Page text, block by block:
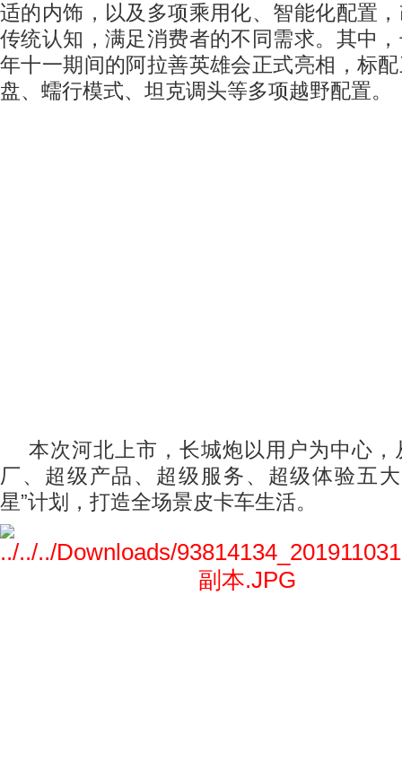
适的内饰，以及多项乘用化、智能化配置
传统认知，满足消费者的不同需求。其中
年十一期间的阿拉善英雄会正式亮相，标
盘、蠕行模式、坦克调头等多项越野配置。
本次河北上市，长城炮以用户为中心
厂、超级产品、超级服务、超级体验五
星”计划，打造全场景皮卡车生活。